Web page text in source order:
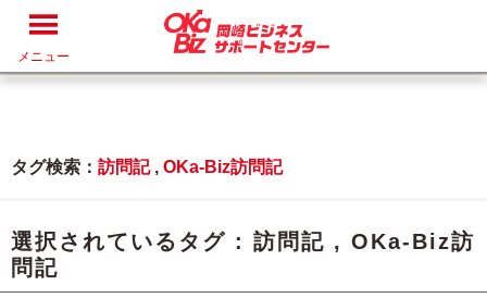
メニュー
タグ検索： 訪問記, OKa-Biz訪問記
選択されているタグ : 訪問記 , OKa-Biz訪
問記